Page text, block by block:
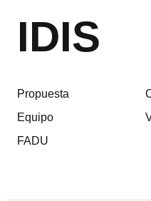
IDIS
Propuesta
Equipo
FADU